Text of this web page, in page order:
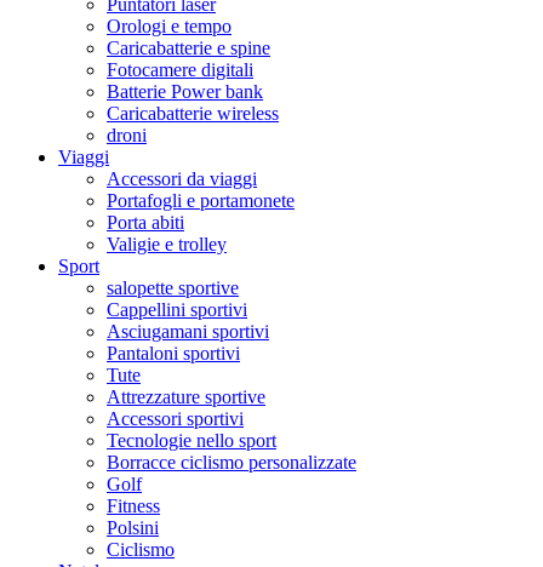
Orologi e tempo
Caricabatterie e spine
Fotocamere digitali
Batterie Power bank
Caricabatterie wireless
droni
Viaggi
Accessori da viaggi
Portafogli e portamonete
Porta abiti
Valigie e trolley
Sport
salopette sportive
Cappellini sportivi
Asciugamani sportivi
Pantaloni sportivi
Tute
Attrezzature sportive
Accessori sportivi
Tecnologie nello sport
Borracce ciclismo personalizzate
Golf
Fitness
Polsini
Ciclismo